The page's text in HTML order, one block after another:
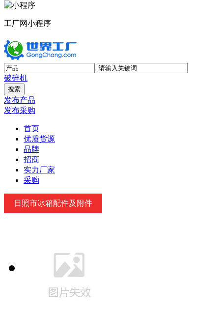
工厂网小程序
破碎机
发布产品
发布采购
首页
优质货源
品牌
招商
实力厂家
采购
日照市冰箱配件及附件